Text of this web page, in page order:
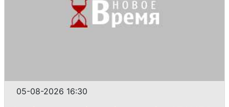
05-08-2026 16:30